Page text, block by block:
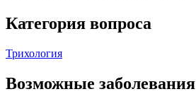
Категория вопроса
Трихология
Возможные заболевания